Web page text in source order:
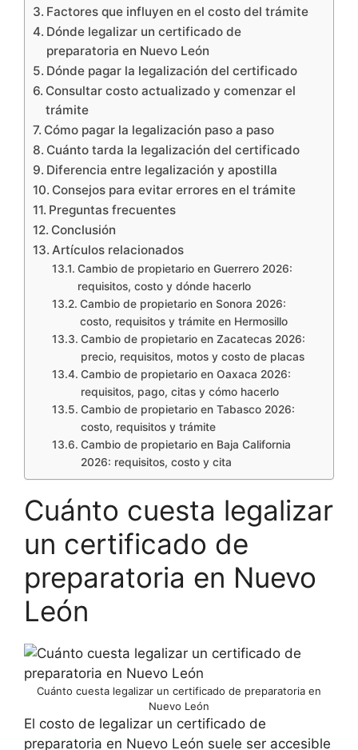
Factores que influyen en el costo del trámite
Dónde legalizar un certificado de
preparatoria en Nuevo León
Dónde pagar la legalización del certificado
Consultar costo actualizado y comenzar el
trámite
Cómo pagar la legalización paso a paso
Cuánto tarda la legalización del certificado
Diferencia entre legalización y apostilla
Consejos para evitar errores en el trámite
Preguntas frecuentes
Conclusión
Artículos relacionados
Cambio de propietario en Guerrero 2026:
requisitos, costo y dónde hacerlo
Cambio de propietario en Sonora 2026:
costo, requisitos y trámite en Hermosillo
Cambio de propietario en Zacatecas 2026:
precio, requisitos, motos y costo de placas
Cambio de propietario en Oaxaca 2026:
requisitos, pago, citas y cómo hacerlo
Cambio de propietario en Tabasco 2026:
costo, requisitos y trámite
Cambio de propietario en Baja California
2026: requisitos, costo y cita
Cuánto cuesta legalizar
un certificado de
preparatoria en Nuevo
León
Cuánto cuesta legalizar un certificado de preparatoria en
Nuevo León
El costo de legalizar un certificado de
preparatoria en Nuevo León suele ser accesible